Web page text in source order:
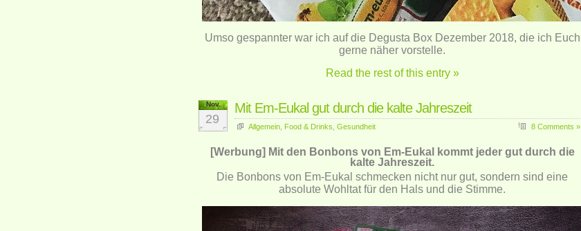
Umso gespannter war ich auf die Degusta Box Dezember 2018, die ich Euch
gerne näher vorstelle.
Read the rest of this entry »
Nov.
29
Mit Em-Eukal gut durch die kalte Jahreszeit
Allgemein Food & Drinks Gesundheit 8 Comments »
[Werbung] Mit den Bonbons von Em-Eukal kommt jeder gut durch die
kalte Jahreszeit.
Die Bonbons von Em-Eukal schmecken nicht nur gut, sondern sind eine
absolute Wohltat für den Hals und die Stimme.